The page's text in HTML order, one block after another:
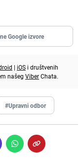
Google izvore
| iOS i društvenih
našeg ViberChata.
#Upravni odbor